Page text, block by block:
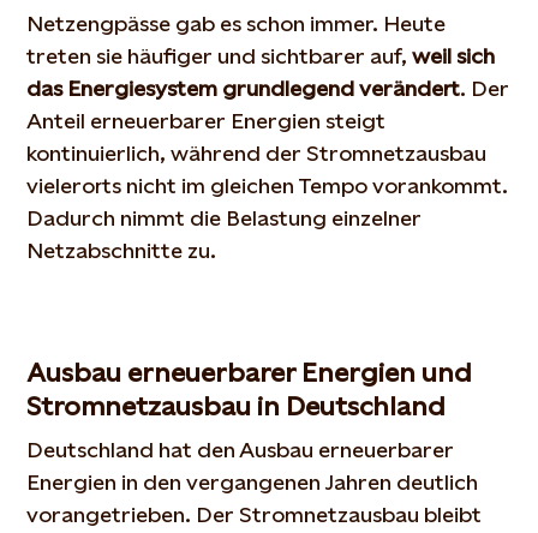
Netzengpässe gab es schon immer. Heute
treten sie häufiger und sichtbarer auf,weil sich
das Energiesystem grundlegend verändert. Der
Anteil erneuerbarer Energien steigt
kontinuierlich, während der Stromnetzausbau
vielerorts nicht im gleichen Tempo vorankommt.
Dadurch nimmt die Belastung einzelner
Netzabschnitte zu.
Ausbau erneuerbarer Energien und
Stromnetzausbau in Deutschland
Deutschland hat den Ausbau erneuerbarer
Energien in den vergangenen Jahren deutlich
vorangetrieben. Der Stromnetzausbau bleibt